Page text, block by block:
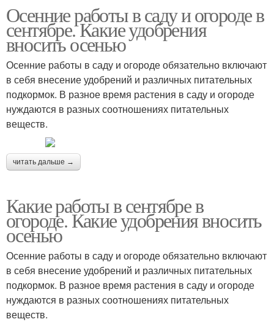
Осенние работы в саду и огороде в
сентябре. Какие удобрения
вносить осенью
Осенние работы в саду и огороде обязательно включают
в себя внесение удобрений и различных питательных
подкормок. В разное время растения в саду и огороде
нуждаются в разных соотношениях питательных
веществ.
читать дальше →
Какие работы в сентябре в
огороде. Какие удобрения вносить
осенью
Осенние работы в саду и огороде обязательно включают
в себя внесение удобрений и различных питательных
подкормок. В разное время растения в саду и огороде
нуждаются в разных соотношениях питательных
веществ.